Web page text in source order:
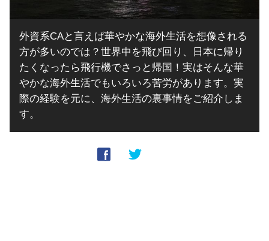
外資系CAと言えば華やかな海外生活を想像される
方が多いのでは？世界中を飛び回り、日本に帰り
たくなったら飛行機でさっと帰国！実はそんな華
やかな海外生活でもいろいろ苦労があります。実
際の経験を元に、海外生活の裏事情をご紹介しま
す。